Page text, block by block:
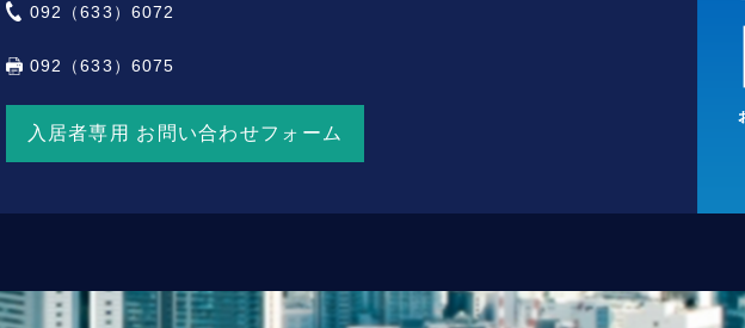
092（633）6072
092（633）6075
入居者専用 お問い合わせフォーム